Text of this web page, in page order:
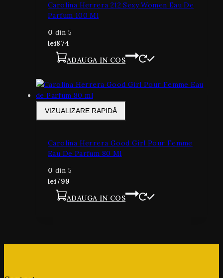
Carolina Herrera 212 Sexy Women Eau De
Parfum 100 Ml
0 din 5
lei874
ADAUGA IN COS
VIZUALIZARE RAPIDĂ
Carolina Herrera Good Girl Pour Femme
Eau De Parfum 80 Ml
0 din 5
lei799
ADAUGA IN COS